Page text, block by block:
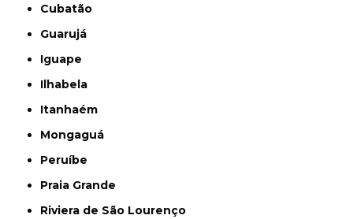
Cubatão
Guarujá
Iguape
Ilhabela
Itanhaém
Mongaguá
Peruíbe
Praia Grande
Riviera de São Lourenço